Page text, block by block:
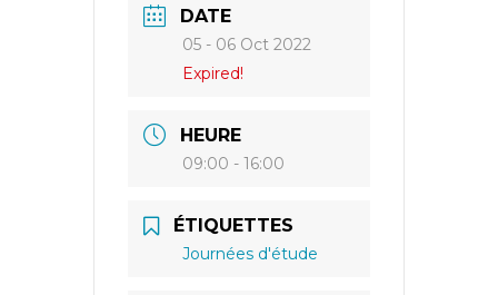
DATE
05 - 06 Oct 2022
Expired!
HEURE
09:00 - 16:00
ÉTIQUETTES
Journées d'étude